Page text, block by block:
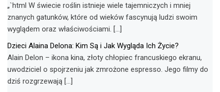
„`html W świecie roślin istnieje wiele tajemniczych i mniej
znanych gatunków, które od wieków fascynują ludzi swoim
wyglądem oraz właściwościami. […]
Dzieci Alaina Delona: Kim Są i Jak Wygląda Ich Życie?
Alain Delon – ikona kina, złoty chłopiec francuskiego ekranu,
uwodziciel o spojrzeniu jak zmrożone espresso. Jego filmy do
dziś rozgrzewają […]